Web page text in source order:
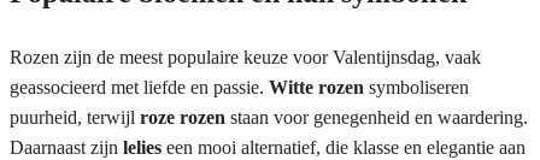
Rozen zijn de meest populaire keuze voor Valentijnsdag, vaak
geassocieerd met liefde en passie. Witte rozen symboliseren
puurheid, terwijl roze rozen staan voor genegenheid en waardering.
Daarnaast zijn lelies een mooi alternatief, die klasse en elegantie aan